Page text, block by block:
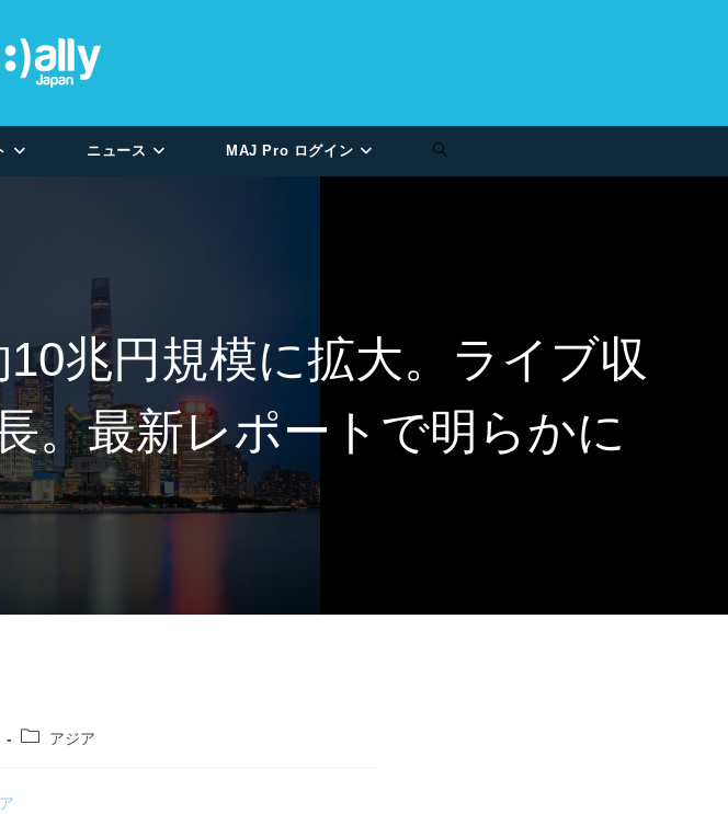
ニュース MAJ Pro ログイン
兆円規模に拡大。ライブ収
。最新レポートで明らかに
アジア